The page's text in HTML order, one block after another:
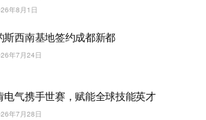
年8月1日
斯西南基地签约成都新都
年7月24日
电气携手世赛，赋能全球技能英才
年7月28日